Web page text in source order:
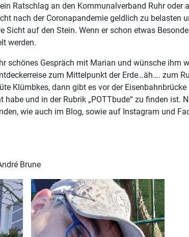
Ratschlag an den Kommunalverband Ruhr oder
nach der Coronapandemie geldlich zu belasten
Sicht auf den Stein. Wenn er schon etwas
werden.
schönes Gespräch mit Marian und wünsche ihm
zum Mittelpunkt der Erde…äh…. zum
Klümbkes, dann gibt es vor der
und in der Rubrik „POTTbude“ zu finden ist.
wie auch im Blog, sowie auf Instagram und
Brune